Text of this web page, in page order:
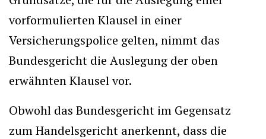
vorformulierten Klausel in einer
Versicherungspolice gelten, nimmt das
Bundesgericht die Auslegung der oben
erwähnten Klausel vor.
Obwohl das Bundesgericht im Gegensatz
zum Handelsgericht anerkennt, dass die